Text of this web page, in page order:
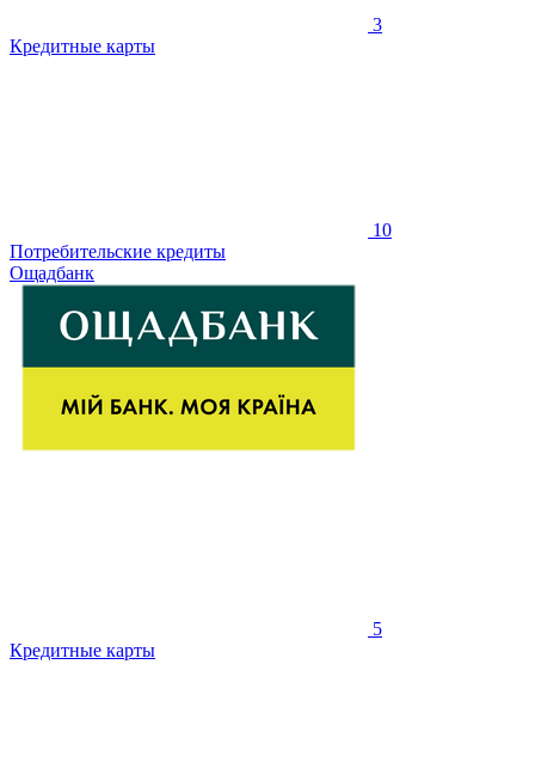
3
Кредитные карты
10
Потребительские кредиты
Ощадбанк
5
Кредитные карты